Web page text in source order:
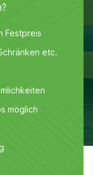
Festpreis
etc.
möglich